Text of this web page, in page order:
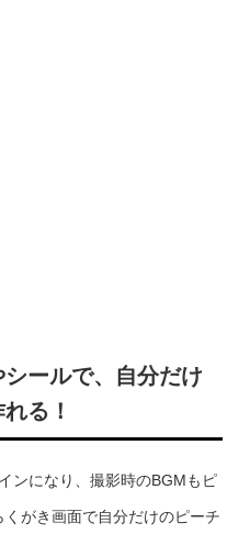
ールで、自分だけ
る！
ンになり、撮影時のBGMもピ
がき画面で自分だけのピーチ